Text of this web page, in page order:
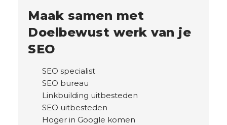
Maak samen met
Doelbewust werk van je
SEO
SEO specialist
SEO bureau
Linkbuilding uitbesteden
SEO uitbesteden
Hoger in Google komen